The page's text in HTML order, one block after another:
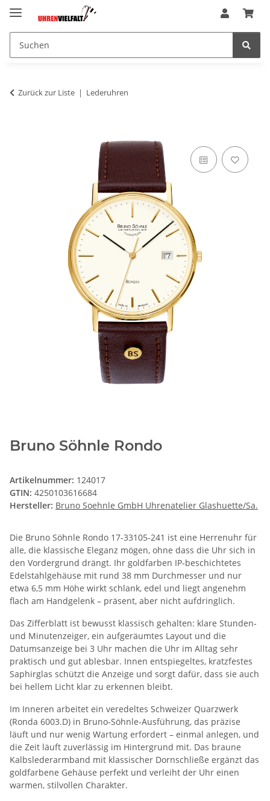
Zurück zur Liste Lederuhren
Bruno Söhnle Rondo
Artikelnummer: 124017
GTIN: 4250103616684
Hersteller: Bruno Soehnle GmbH Uhrenatelier Glashuette/Sa.
Die Bruno Söhnle Rondo 17‑33105‑241 ist eine Herrenuhr für
alle, die klassische Eleganz mögen, ohne dass die Uhr sich in
den Vordergrund drängt. Ihr goldfarben IP‑beschichtetes
Edelstahlgehäuse mit rund 38 mm Durchmesser und nur
etwa 6,5 mm Höhe wirkt schlank, edel und liegt angenehm
flach am Handgelenk – präsent, aber nicht aufdringlich.
Das Zifferblatt ist bewusst klassisch gehalten: klare Stunden‑
und Minutenzeiger, ein aufgeräumtes Layout und die
Datumsanzeige bei 3 Uhr machen die Uhr im Alltag sehr
praktisch und gut ablesbar. Innen entspiegeltes, kratzfestes
Saphirglas schützt die Anzeige und sorgt dafür, dass sie auch
bei hellem Licht klar zu erkennen bleibt.
Im Inneren arbeitet ein veredeltes Schweizer Quarzwerk
(Ronda 6003.D) in Bruno‑Söhnle‑Ausführung, das präzise
läuft und nur wenig Wartung erfordert – einmal anlegen, und
die Zeit läuft zuverlässig im Hintergrund mit. Das braune
Kalbslederarmband mit klassischer Dornschließe ergänzt das
goldfarbene Gehäuse perfekt und verleiht der Uhr einen
warmen, stilvollen Charakter.